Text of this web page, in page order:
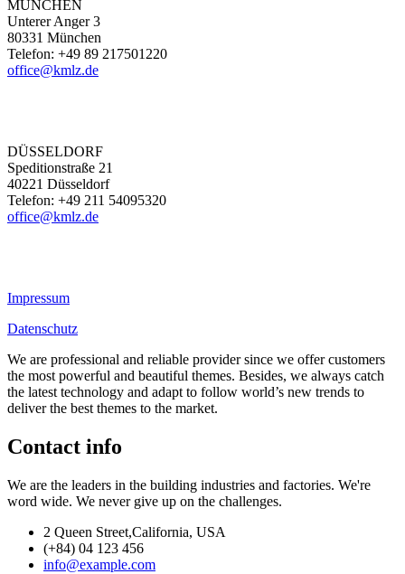
MÜNCHEN
Unterer Anger 3
80331 München
Telefon: +49 89 217501220
office@kmlz.de
DÜSSELDORF
Speditionstraße 21
40221 Düsseldorf
Telefon: +49 211 54095320
office@kmlz.de
Impressum
Datenschutz
We are professional and reliable provider since we offer customers
the most powerful and beautiful themes. Besides, we always catch
the latest technology and adapt to follow world’s new trends to
deliver the best themes to the market.
Contact info
We are the leaders in the building industries and factories. We're
word wide. We never give up on the challenges.
2 Queen Street,California, USA
(+84) 04 123 456
info@example.com